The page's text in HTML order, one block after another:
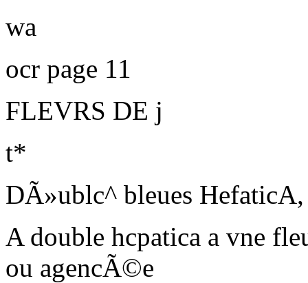
wa
ocr page 11
FLEVRS DE j
t*
DÃ»ublc^ bleues HefaticA,
A double hcpatica a vne
ou agencÃ©e